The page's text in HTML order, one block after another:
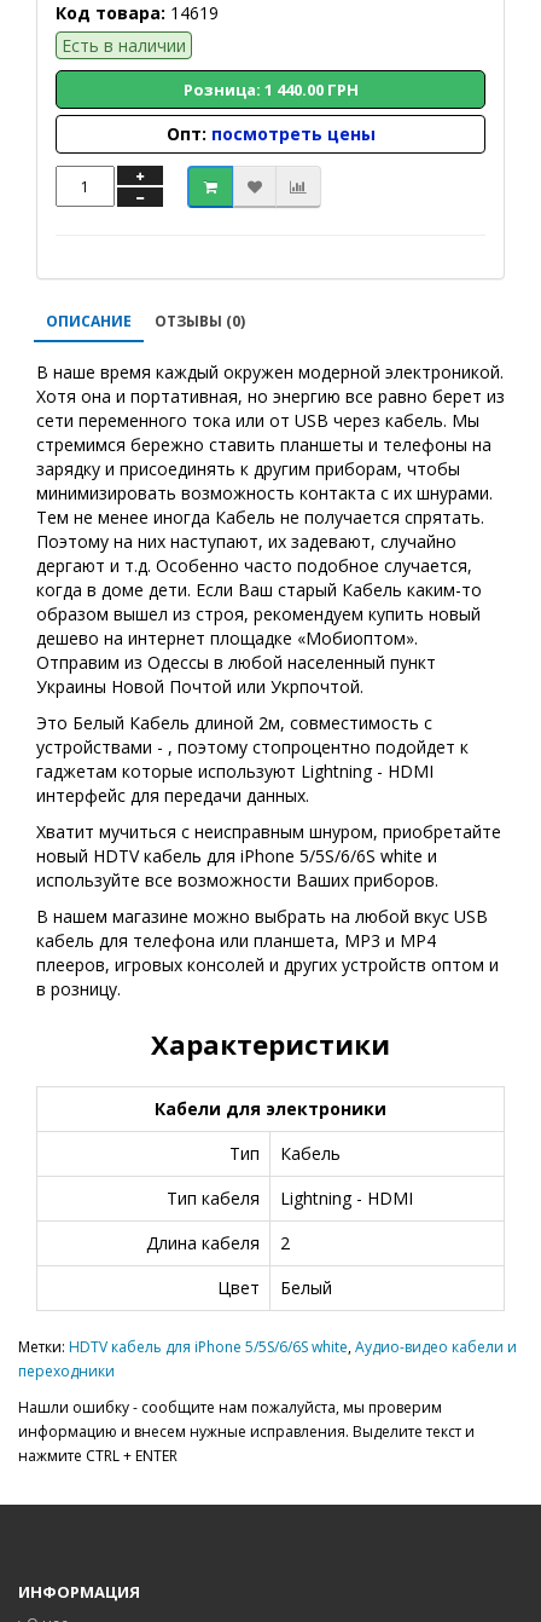
Код товара: 14619
Есть в наличии
Розница: 1 440.00 ГРН
Опт: посмотреть цены
ОПИСАНИЕ ОТЗЫВЫ (0)
В наше время каждый окружен модерной электроникой.
Хотя она и портативная, но энергию все равно берет из
сети переменного тока или от USB через кабель. Мы
стремимся бережно ставить планшеты и телефоны на
зарядку и присоединять к другим приборам, чтобы
минимизировать возможность контакта с их шнурами.
Тем не менее иногда Кабель не получается спрятать.
Поэтому на них наступают, их задевают, случайно
дергают и т.д. Особенно часто подобное случается,
когда в доме дети. Если Ваш старый Кабель каким-то
образом вышел из строя, рекомендуем купить новый
дешево на интернет площадке «Мобиоптом».
Отправим из Одессы в любой населенный пункт
Украины Новой Почтой или Укрпочтой.
Это Белый Кабель длиной 2м, совместимость с
устройствами - , поэтому стопроцентно подойдет к
гаджетам которые используют Lightning - HDMI
интерфейс для передачи данных.
Хватит мучиться с неисправным шнуром, приобретайте
новый HDTV кабель для iPhone 5/5S/6/6S white и
используйте все возможности Ваших приборов.
В нашем магазине можно выбрать на любой вкус USB
кабель для телефона или планшета, MP3 и MP4
плееров, игровых консолей и других устройств оптом и
в розницу.
Характеристики
Кабели для электроники
Тип
Кабель
Тип кабеля
Lightning - HDMI
Длина кабеля
2
Цвет
Белый
Метки: HDTV кабель для iPhone 5/5S/6/6S white,Аудио-видео кабели и
переходники
Нашли ошибку - сообщите нам пожалуйста, мы проверим
информацию и внесем нужные исправления. Выделите текст и
нажмите CTRL + ENTER
ИНФОРМАЦИЯ